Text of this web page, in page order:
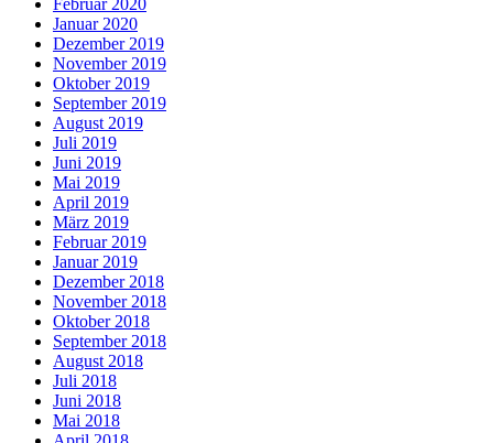
Februar 2020
Januar 2020
Dezember 2019
November 2019
Oktober 2019
September 2019
August 2019
Juli 2019
Juni 2019
Mai 2019
April 2019
März 2019
Februar 2019
Januar 2019
Dezember 2018
November 2018
Oktober 2018
September 2018
August 2018
Juli 2018
Juni 2018
Mai 2018